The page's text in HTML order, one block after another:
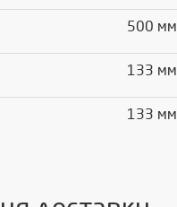
500 мм
133 мм
133 мм